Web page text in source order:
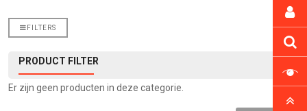
FILTERS
PRODUCT FILTER
Er zijn geen producten in deze categorie.